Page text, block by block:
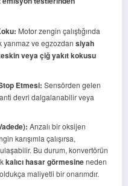
Motor zengin çalıştığında
yanmaz ve egzozdan siyah
veya çiğ yakıt kokusu
Etmesi: Sensörden gelen
devri dalgalanabilir veya
Arızalı bir oksijen
karışımla çalışırsa,
Bu durum, konvertörün
kalıcı hasar görmesineneden
maliyetli bir onarımdır.